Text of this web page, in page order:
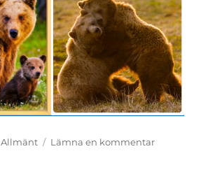
Kategorier
Allmänt Lämna en kommentartill